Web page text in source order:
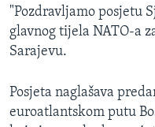
"Pozdravljamo posjetu
glavnog tijela NATO-a
Sarajevu.
Posjeta naglašava
euroatlantskom putu